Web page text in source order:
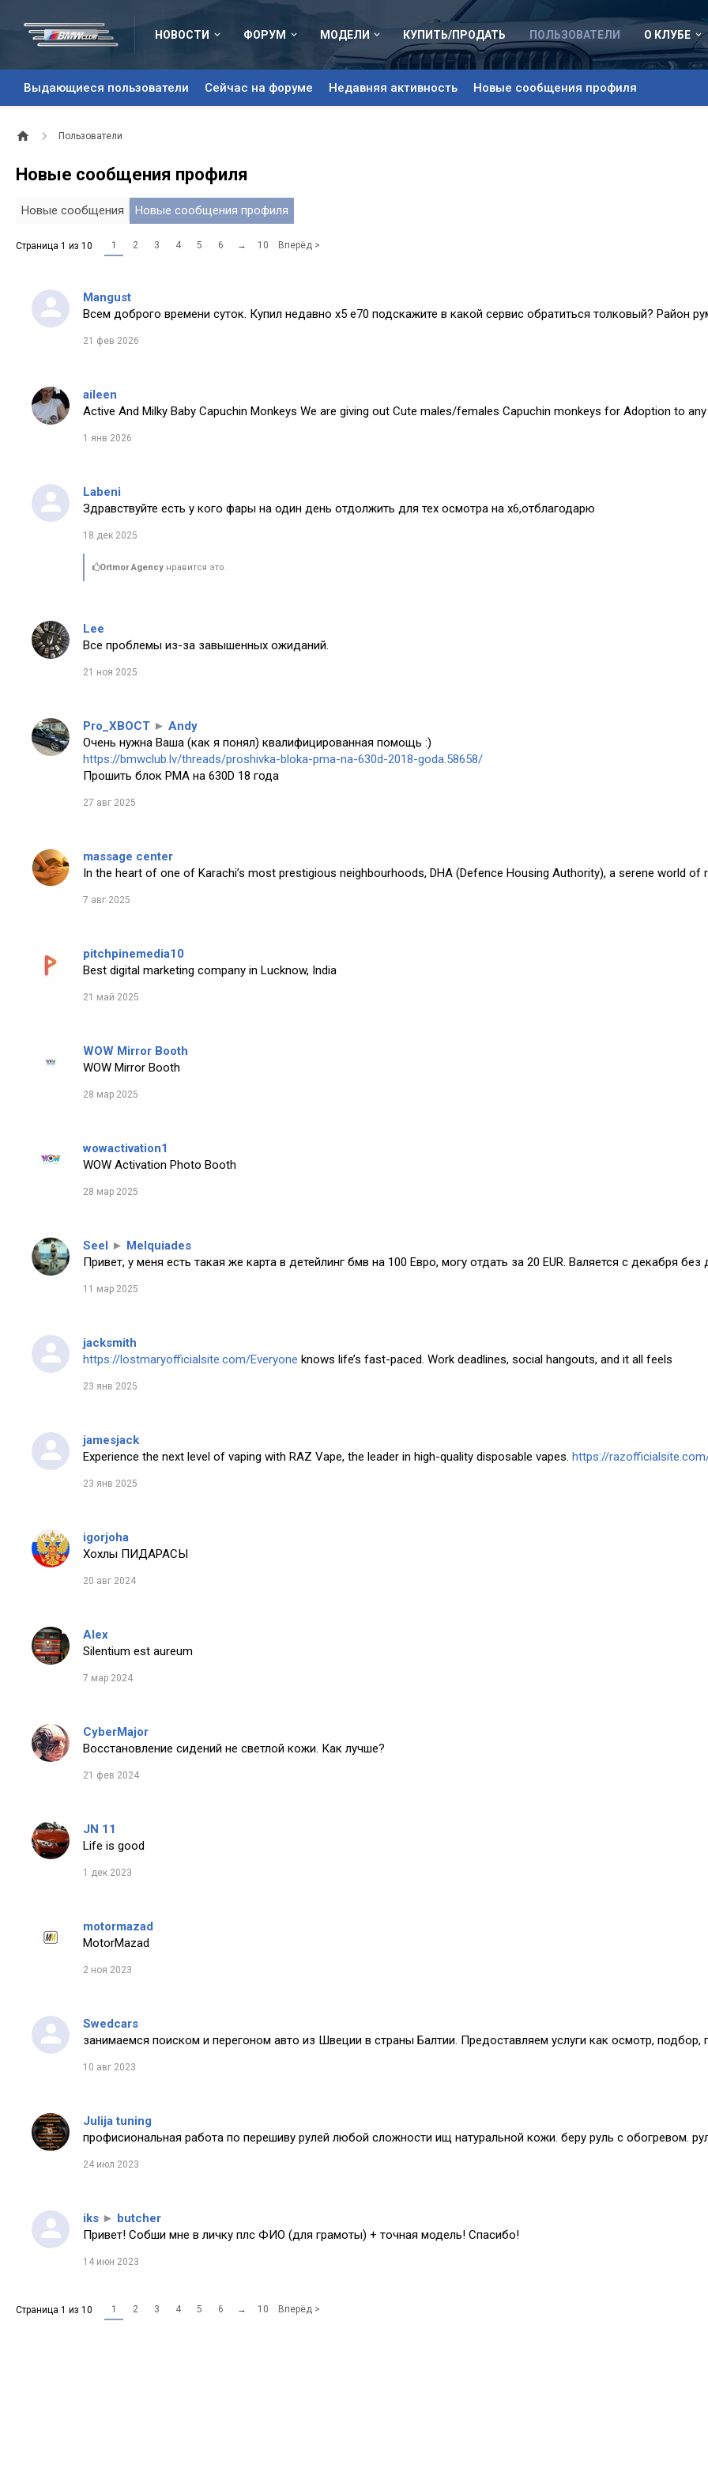
НОВОСТИ ФОРУМ МОДЕЛИ КУПИТЬ/ПРОДАТЬ ПОЛЬЗОВАТЕЛИ
Выдающиеся пользователи Сейчас на форуме Недавняя активность Новые сообщения профиля
О КЛУБЕ
Пользователи
Новые сообщения профиля
Новые сообщения Новые сообщения профиля
Страница 1 из 10 1 2 3 4 5 6 → 10 Вперёд >
Mangust
Всем доброго времени суток. Купил недавно х5 е70 подскажите в какой сервис обратиться толковый? Район
21 фев 2026
aileen
Active And Milky Baby Capuchin Monkeys We are giving out Cute males/females Capuchin monkeys for Adoption to
1 янв 2026
Labeni
Здравствуйте есть у кого фары на один день отдолжить для тех осмотра на х6,отблагодарю
18 дек 2025
Ortmor Agency нравится это.
Lee
Все проблемы из-за завышенных ожиданий.
21 ноя 2025
Pro_XBOCT ► Andy
Очень нужна Ваша (как я понял) квалифицированная помощь :)
https://bmwclub.lv/threads/proshivka-bloka-pma-na-630d-2018-goda.58658/
Прошить блок PMA на 630D 18 года
27 авг 2025
massage center
In the heart of one of Karachi’s most prestigious neighbourhoods, DHA (Defence Housing Authority), a serene world of
7 авг 2025
pitchpinemedia10
Best digital marketing company in Lucknow, India
21 май 2025
WOW Mirror Booth
WOW Mirror Booth
28 мар 2025
wowactivation1
WOW Activation Photo Booth
28 мар 2025
Seel ► Melquiades
Привет, у меня есть такая же карта в детейлинг бмв на 100 Евро, могу отдать за 20 EUR. Валяется с декабря без
11 мар 2025
jacksmith
https://lostmaryofficialsite.com/Everyone knows life’s fast-paced. Work deadlines, social hangouts, and it all feels
23 янв 2025
jamesjack
Experience the next level of vaping with RAZ Vape, the leader in high-quality disposable vapes. https://
23 янв 2025
igorjoha
Хохлы ПИДАРАСЫ
20 авг 2024
Alex
Silentium est aureum
7 мар 2024
CyberMajor
Восстановление сидений не светлой кожи. Как лучше?
21 фев 2024
JN 11
Life is good
1 дек 2023
motormazad
MotorMazad
2 ноя 2023
Swedcars
занимаемся поиском и перегоном авто из Швеции в страны Балтии. Предоставляем услуги как осмотр, подбор,
10 авг 2023
Julija tuning
профисиональная работа по перешиву рулей любой сложности ищ натуральной кожи. беру руль с обогревом.
24 июл 2023
iks ► butcher
Привет! Собши мне в личку плс ФИО (для грамоты) + точная модель! Спасибо!
14 июн 2023
Страница 1 из 10 1 2 3 4 5 6 → 10 Вперёд >